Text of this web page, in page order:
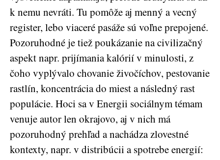
k nemu nevráti. Tu pomôže aj menný a vecný
register, lebo viaceré pasáže sú voľne prepojené.
Pozoruhodné je tiež poukázanie na civilizačný
aspekt napr. prijímania kalórií v minulosti, z
čoho vyplývalo chovanie živočíchov, pestovanie
rastlín, koncentrácia do miest a následný rast
populácie. Hoci sa v Energii sociálnym témam
venuje autor len okrajovo, aj v nich má
pozoruhodný prehľad a nachádza zlovestné
kontexty, napr. v distribúcii a spotrebe energií: